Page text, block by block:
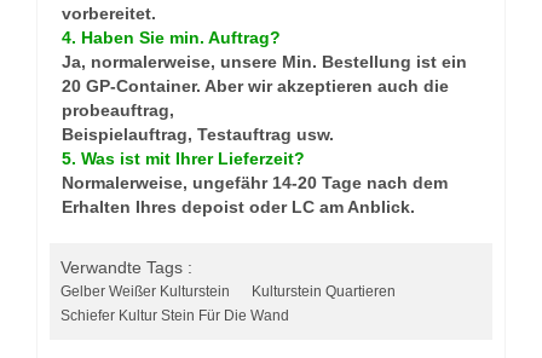
vorbereitet.
4. Haben Sie min. Auftrag?
Ja, normalerweise, unsere Min. Bestellung ist ein
20 GP-Container. Aber wir akzeptieren auch die
probeauftrag,
Beispielauftrag, Testauftrag usw.
5. Was ist mit Ihrer Lieferzeit?
Normalerweise, ungefähr 14-20 Tage nach dem
Erhalten Ihres depoist oder LC am Anblick.
Verwandte Tags :
Gelber Weißer Kulturstein
Kulturstein Quartieren
Schiefer Kultur Stein Für Die Wand